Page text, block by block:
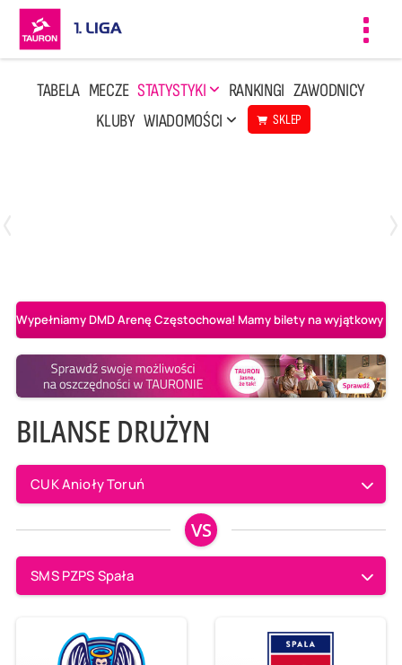
TABELA MECZE STATYSTYKI RANKINGI ZAWODNICY
KLUBY WIADOMOŚCI SKLEP
Wypełniamy DMD Arenę Częstochowa! Mamy bilety na wyjątkowy
BILANSE DRUŻYN
CUK Anioły Toruń
VS
SMS PZPS Spała